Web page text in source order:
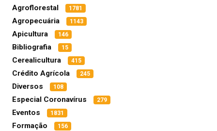
Agroflorestal 1781
Agropecuária 1143
Apicultura 146
Bibliografia 15
Cerealicultura 415
Crédito Agrícola 245
Diversos 108
Especial Coronavírus 279
Eventos 1831
Formação 156